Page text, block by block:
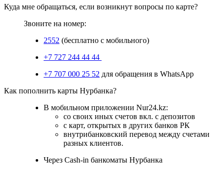
Куда мне обращаться, если возникнут вопросы по карте?
Звоните на номер:
2552 (бесплатно с мобильного)
+7 727 244 44 44
+7 707 000 25 52 для обращения в WhatsApp
Как пополнить карты Нурбанка?
В мобильном приложении Nur24.kz:
со своих иных счетов вкл. с депозитов
с карт, открытых в других банков РК
внутрибанковский перевод между счетами
разных клиентов.
Через Cash-in банкоматы Нурбанка